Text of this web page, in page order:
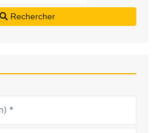
Rechercher